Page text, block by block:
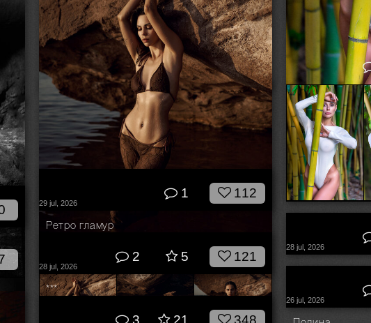
29 jul, 2026
1 112
Ретро гламур
28 jul, 2026
28 jul, 2026
2 5 121
***
26 jul, 2026